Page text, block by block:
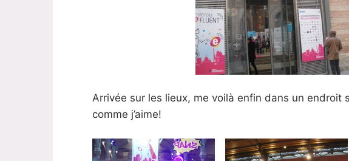
Arrivée sur les lieux, me voilà enfin dans un endroit
comme j’aime!